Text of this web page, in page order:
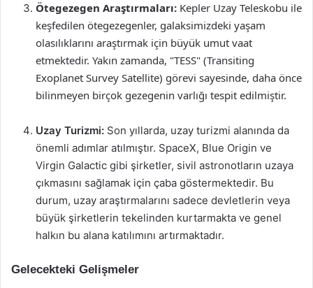
Ötegezegen Araştırmaları: Kepler Uzay Teleskobu ile
keşfedilen ötegezegenler, galaksimizdeki yaşam
olasılıklarını araştırmak için büyük umut vaat
etmektedir. Yakın zamanda, "TESS" (Transiting
Exoplanet Survey Satellite) görevi sayesinde, daha önce
bilinmeyen birçok gezegenin varlığı tespit edilmiştir.
Uzay Turizmi: Son yıllarda, uzay turizmi alanında da
önemli adımlar atılmıştır. SpaceX, Blue Origin ve
Virgin Galactic gibi şirketler, sivil astronotların uzaya
çıkmasını sağlamak için çaba göstermektedir. Bu
durum, uzay araştırmalarını sadece devletlerin veya
büyük şirketlerin tekelinden kurtarmakta ve genel
halkın bu alana katılımını artırmaktadır.
Gelecekteki Gelişmeler